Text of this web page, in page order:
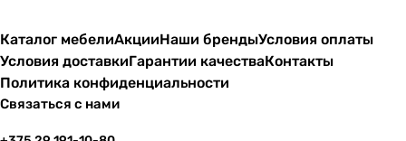
Каталог мебелиАкцииНаши брендыУсловия оплаты
Условия доставкиГарантии качестваКонтакты
Политика конфиденциальности
Связаться с нами